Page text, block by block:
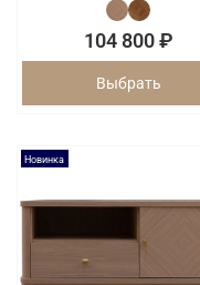
104 800 ₽
Выбрать
Новинка